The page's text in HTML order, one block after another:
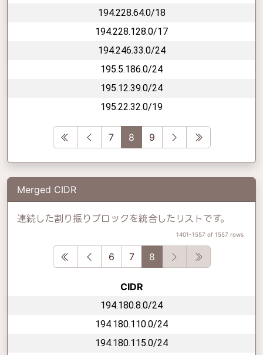
194.228.64.0/18
194.228.128.0/17
194.246.33.0/24
195.5.186.0/24
195.12.39.0/24
195.22.32.0/19
First Previous
7 8 9 Next Last
Merged CIDR
連続した割り振りブロックを統合したリストです。
1401-1557 of 1557 rows
First Previous
6 7 8 Next Last
CIDR
194.180.8.0/24
194.180.110.0/24
194.180.115.0/24